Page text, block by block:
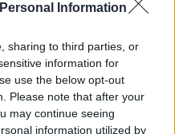
Information
sharing to third parties, or
information for
use the below opt-out
Please note that after your
may continue seeing
information utilized by
előtt többször
néztem és
amit lakása balkonjáról
ahol valaha apai
fürkészve